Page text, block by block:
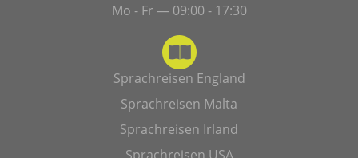
Mo - Fr — 09:00 - 17:30
Sprachreisen England
Sprachreisen Malta
Sprachreisen Irland